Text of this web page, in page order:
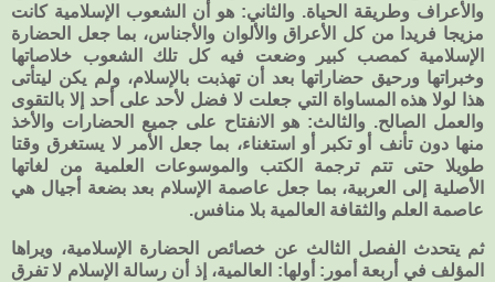
والأعراف وطريقة الحياة. والثاني: هو أن الشعوب الإسلامية كانت
مزيجا فريدا من كل الأعراق والألوان والأجناس، بما جعل الحضارة
الإسلامية كمصب كبير وضعت فيه كل تلك الشعوب خلاصاتها
وخبراتها ورحيق حضاراتها بعد أن تهذبت بالإسلام، ولم يكن ليتأتى
هذا لولا هذه المساواة التي جعلت لا فضل لأحد على أحد إلا بالتقوى
والعمل الصالح. والثالث: هو الانفتاح على جميع الحضارات والأخذ
منها دون تأنف أو تكبر أو استغناء، بما جعل الأمر لا يستغرق وقتا
طويلا حتى تتم ترجمة الكتب والموسوعات العلمية من لغاتها
الأصلية إلى العربية، بما جعل عاصمة الإسلام بعد بضعة أجيال هي
عاصمة العلم والثقافة العالمية بلا منافس.
ثم يتحدث الفصل الثالث عن خصائص الحضارة الإسلامية، ويراها
المؤلف في أربعة أمور: أولها: العالمية، إذ أن رسالة الإسلام لا تفرق